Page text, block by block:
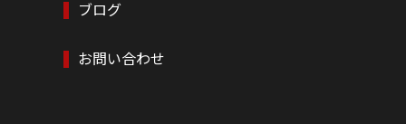
ブログ
お問い合わせ